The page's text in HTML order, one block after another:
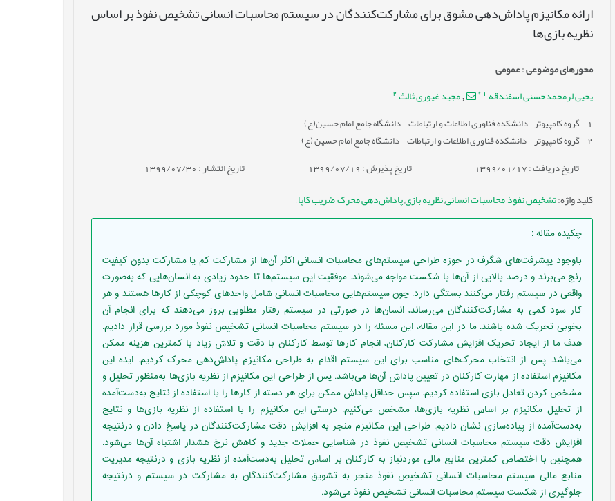
ارائه مکانیزم پاداش‌دهی مشوق برای مشارکت‌کنندگان در سیستم محاسبات انسانی تشخیص نفوذ بر اساس
نظریه بازی‌ها
محورهای موضوعی:عمومى
یحیی لرمحمدحسنی اسفندقه 1
*
,مجید غیوری ثالث2
1 - گروه کامپیوتر- دانشکده فناوری اطلاعات و ارتباطات - دانشگاه جامع امام حسین(ع)
2- گروه کامپیوتر - دانشکده فناوری اطلاعات و ارتباطات - دانشگاه جامع امام حسین (ع)
تاریخ دریافت : 1399/01/17 تاریخ پذیرش : 1399/07/19 تاریخ انتشار : 1399/07/30
کلید واژه:تشخیص نفوذ,محاسبات انسانی,نظریه بازی,پاداش‌دهی محرک,ضریب کاپا,
چکیده مقاله:
باوجود پیشرفت‌های شگرف در حوزه طراحی سیستم‌های محاسبات انسانی اکثر آن‌ها از مشارکت کم یا مشارکت بدون کیفیت
رنج می‌برند و درصد بالایی از آن‌ها با شکست مواجه می‌شوند. ‌موفقیت این سیستم‌ها تا حدود زیادی به انسان‌هایی که به‌صورت
واقعی در سیستم رفتار می‌کنند بستگی دارد. چون سیستم‌هایی محاسبات انسانی شامل واحد‌های کوچکی از کارها هستند و هر
کار سود کمی به مشارکت‌کنندگان می‌رساند، انسان‌ها در صورتی در سیستم رفتار مطلوبی بروز می‌دهند که برای انجام آن
بخوبی تحریک شده باشند. ما در این مقاله، این مسئله را در سیستم محاسبات انسانی تشخیص نفوذ مورد بررسی قرار دادیم.
هدف ما از ایجاد تحریک افزایش مشارکت کارکنان، انجام کارها توسط کارکنان با دقت و تلاش زیاد با کمترین هزینه ممکن
می‌باشد. پس‌ از انتخاب محرک‌های مناسب برای این سیستم اقدام به طراحی مکانیزم پاداش‌دهی محرک کردیم. ایده این
مکانیزم استفاده از مهارت کارکنان در تعیین پاداش آن‌ها می‌باشد. پس از طراحی این مکانیزم از نظریه بازی‌ها به‌منظور تحلیل و
مشخص کردن تعادل بازی استفاده کردیم. سپس حداقل پاداش ممکن برای هر دسته از کارها را با استفاده از نتایج به‌دست‌آمده
از تحلیل مکانیزم بر اساس نظریه بازی‌ها، مشخص می‌کنیم. درستی این مکانیزم را با استفاده از نظریه بازی‌ها و نتایج
به‌دست‌آمده از پیاده‌سازی نشان دادیم. طراحی این مکانیزم منجر به افزایش دقت مشارکت‌کنندگان در پاسخ دادن و درنتیجه
افزایش دقت سیستم محاسبات انسانی تشخیص نفوذ در شناسایی حملات جدید و کاهش نرخ هشدار اشتباه آن‌ها می‌شود.
همچنین با اختصاص کمترین منابع مالی موردنیاز به کارکنان بر اساس تحلیل به‌دست‌آمده از نظریه بازی و درنتیجه مدیریت
منابع مالی سیستم محاسبات انسانی تشخیص نفوذ منجر به تشویق مشارکت‌کنندگان به مشارکت در سیستم و درنتیجه
جلوگیری از شکست سیستم محاسبات انسانی تشخیص نفوذ می‌شود.